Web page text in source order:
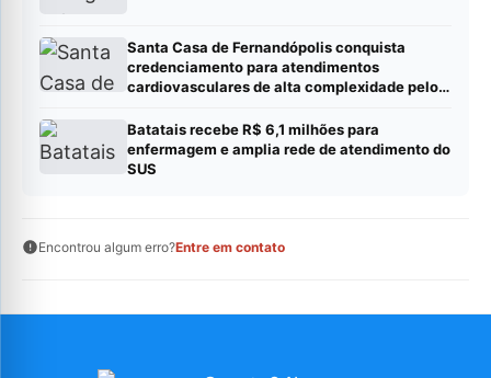
Santa Casa de Fernandópolis conquista
credenciamento para atendimentos
cardiovasculares de alta complexidade pelo
Batatais recebe R$ 6,1 milhões para
enfermagem e amplia rede de atendimento do
SUS
Encontrou algum erro?Entre em contato